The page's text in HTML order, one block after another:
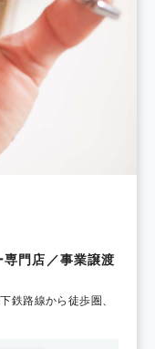
専門店／事業譲渡
鉄路線から徒歩圏、